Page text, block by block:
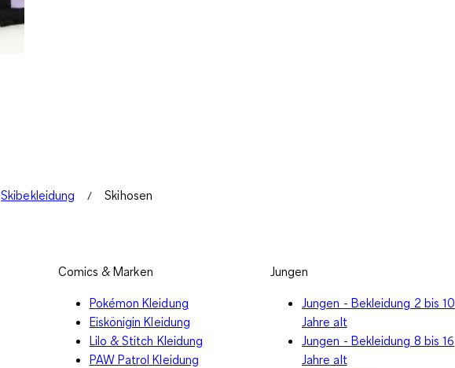
Skibekleidung Skihosen
Comics & Marken
Pokémon Kleidung
Eiskönigin Kleidung
Lilo & Stitch Kleidung
PAW Patrol Kleidung
Jungen
Jungen - Bekleidung 2 bis 10
Jahre alt
Jungen - Bekleidung 8 bis 16
Jahre alt